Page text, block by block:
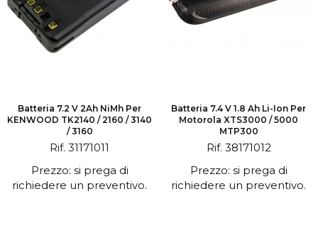
Batteria 7.2 V 2Ah NiMh Per
KENWOOD TK2140 / 2160 / 3140
/ 3160
Rif. 31171011
Prezzo: si prega di
richiedere un preventivo.
Batteria 7.4 V 1.8 Ah Li-Ion Per
Motorola XTS3000 / 5000
MTP300
Rif. 38171012
Prezzo: si prega di
richiedere un preventivo.